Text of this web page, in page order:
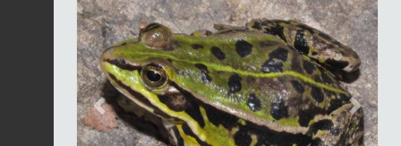
Previous Next